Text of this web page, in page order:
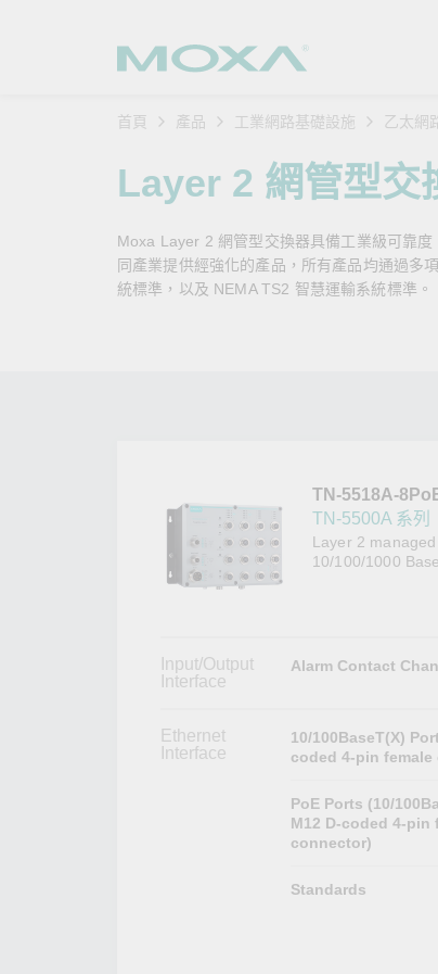
首頁 產品 工業網路基礎設施 乙太網
Layer 2 網管型交
Moxa Layer 2 網管型交換器具備工業級可靠
同產業提供經強化的產品，所有產品均通過多
統標準，以及 NEMA TS2 智慧運輸系統標準。
TN-5518A-
TN-5500A 系列
Layer 2
10/100/1000
Input/Output
Interface
Alarm Contact
Ethernet
Interface
10/100BaseT(X)
coded 4-pin
PoE Ports (10/
M12 D-coded 4-pin
connector)
Standards